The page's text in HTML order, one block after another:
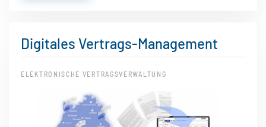
Digitales Vertrags-Management
ELEKTRONISCHE VERTRAGSVERWALTUNG